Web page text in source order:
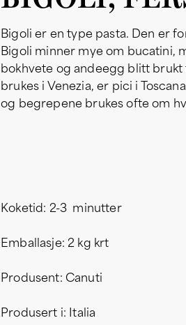
Bigoli er en type pasta. Den er
Bigoli minner mye om bucatini,
bokhvete og andeegg blitt brukt
brukes i Venezia, er pici i
og begrepene brukes ofte om
Koketid: 2-3 minutter
Emballasje: 2 kg krt
Produsent: Canuti
Produsert i: Italia